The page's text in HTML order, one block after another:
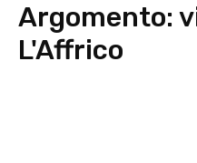
Argomento:
L'Affrico